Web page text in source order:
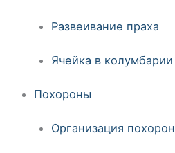
Развеивание праха
Ячейка в колумбарии
Похороны
Организация похорон